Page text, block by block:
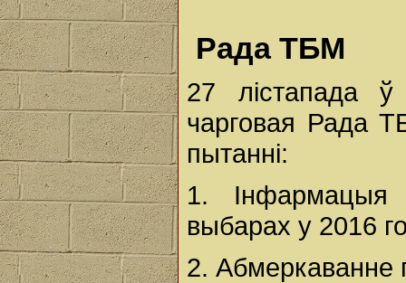
Рада ТБМ
27 лістапада
чарговая Рада
пытанні:
1.
выбарах у 2016
2. Абмеркаванне